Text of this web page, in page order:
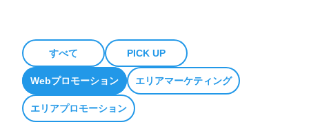
新聞折込広告基準
1都6県部数集計表DL
ASIS
すべて PICK UP
Webプロモーション エリアマーケティング
エリアプロモーション